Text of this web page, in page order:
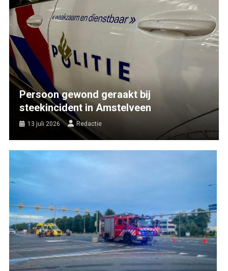
Persoon gewond geraakt bij
steekincident in Amstelveen
13 juli 2026 Redactie